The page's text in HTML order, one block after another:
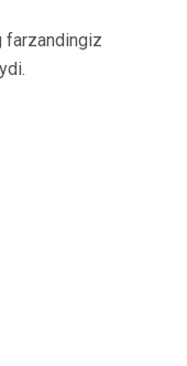
farzandingiz